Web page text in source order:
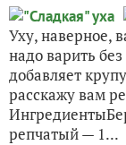
Уху, наверное,
надо варить
добавляет
расскажу вам
репчатый — 1...